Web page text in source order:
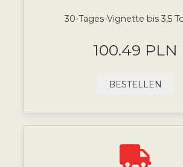
30-Tages-Vignette bis 3,5
100.49 PLN
BESTELLEN